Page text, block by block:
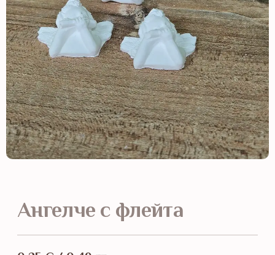
Ангелче с флейта